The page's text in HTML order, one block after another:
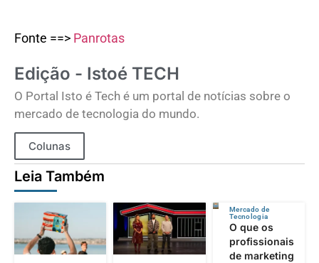
Fonte ==> Panrotas
Edição - Istoé TECH
O Portal Isto é Tech é um portal de notícias sobre o
mercado de tecnologia do mundo.
Colunas
Leia Também
Mercado de
Tecnologia
O que os
profissionais
de marketing